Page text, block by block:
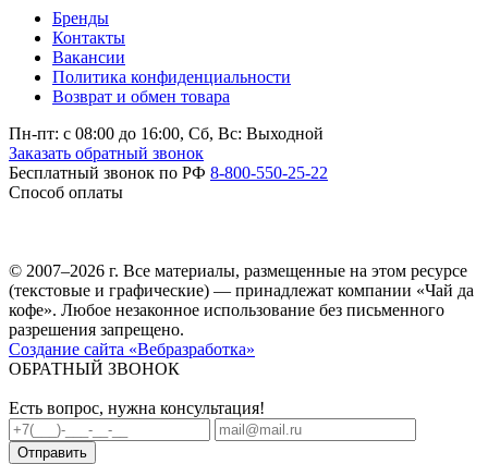
Бренды
Контакты
Вакансии
Политика конфиденциальности
Возврат и обмен товара
Пн-пт: c 08:00 до 16:00, Сб, Вс: Выходной
Заказать обратный звонок
Бесплатный звонок по РФ 8-800-550-25-22
Способ оплаты
© 2007–2026 г. Все материалы, размещенные на этом ресурсе
(текстовые и графические) — принадлежат компании «Чай да
кофе». Любое незаконное использование без письменного
разрешения запрещено.
Создание сайта «Вебразработка»
ОБРАТНЫЙ ЗВОНОК
Есть вопрос, нужна консультация!